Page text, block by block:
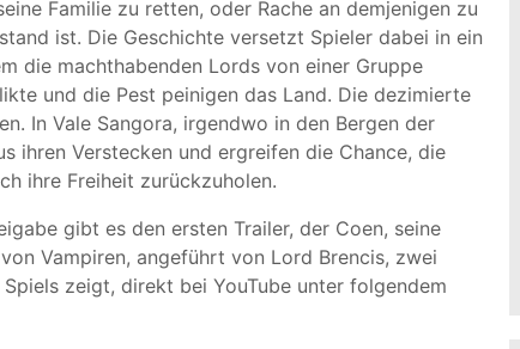
Familie zu retten, oder Rache an demjenigen zu
ist. Die Geschichte versetzt Spieler dabei in ein
die machthabenden Lords von einer Gruppe
und die Pest peinigen das Land. Die dezimierte
In Vale Sangora, irgendwo in den Bergen der
ihren Verstecken und ergreifen die Chance, die
ihre Freiheit zurückzuholen.
gibt es den ersten Trailer, der Coen, seine
Vampiren, angeführt von Lord Brencis, zwei
zeigt, direkt bei YouTube unter folgendem